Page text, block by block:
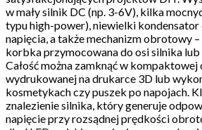
w mały silnik DC (np. 3-6V), kilka
typu high-power), niewielki kondensator
napięcia, a także mechanizm obrotowy
korbka przymocowana do osi silnika lub
Całość można zamknąć w
wydrukowanej na drukarce 3D lub
kosmetykach czy puszek po napojach.
znalezienie silnika, który generuje
napięcie przy rozsądnej prędkości